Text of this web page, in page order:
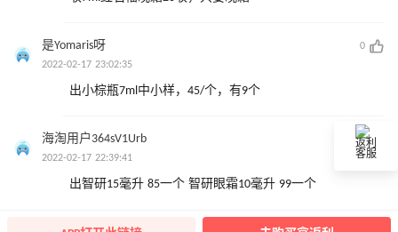
是Yomaris呀
0
2022-02-17 23:02:35
出小棕瓶7ml中小样，45/个，有9个
海淘用户364sV1Urb
0
2022-02-17 22:39:41
出智研15毫升 85一个 智研眼霜10毫升 99一个
返利
客服